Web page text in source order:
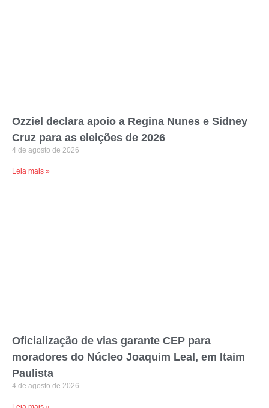
Ozziel declara apoio a Regina Nunes e Sidney
Cruz para as eleições de 2026
4 de agosto de 2026
Leia mais »
Oficialização de vias garante CEP para
moradores do Núcleo Joaquim Leal, em Itaim
Paulista
4 de agosto de 2026